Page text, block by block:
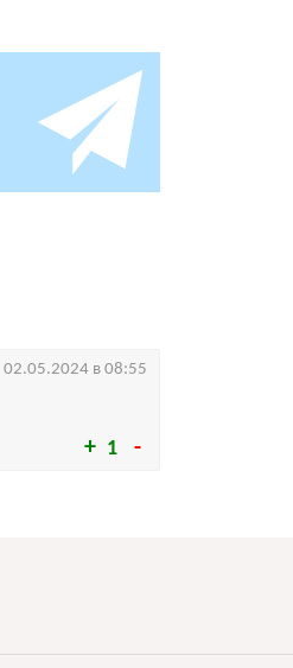
1
02.05.2024 в 08:55